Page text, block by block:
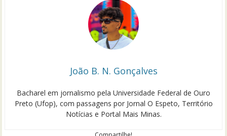
João B. N. Gonçalves
Bacharel em jornalismo pela Universidade Federal de Ouro
Preto (Ufop), com passagens por Jornal O Espeto, Território
Notícias e Portal Mais Minas.